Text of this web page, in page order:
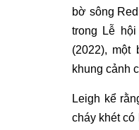
bờ sông
trong Lễ
(2022), một
khung cảnh
Leigh kể
cháy khét có